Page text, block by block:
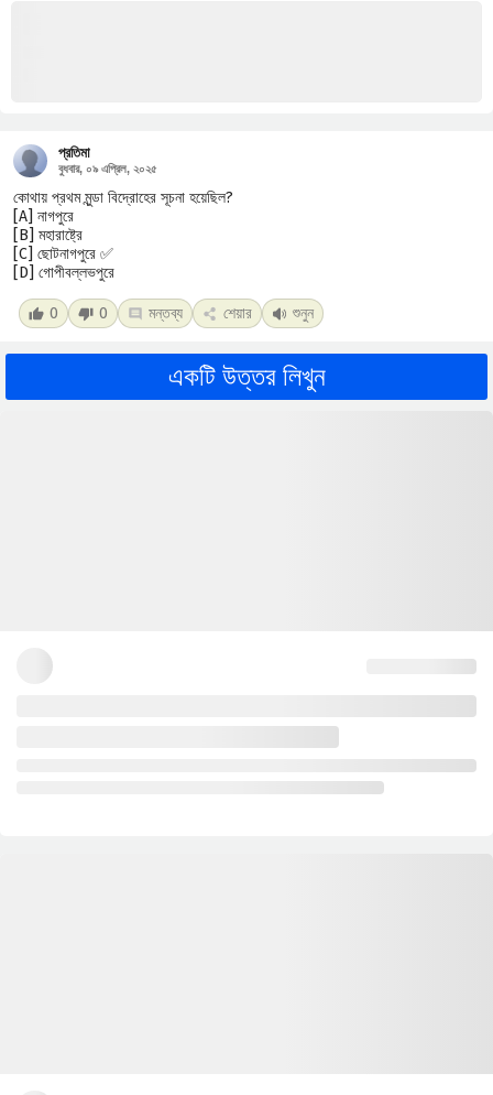
প্রতিমা
বুধবার, ০৯ এপ্রিল, ২০২৫
কোথায় প্রথম মুন্ডা বিদ্রোহের সূচনা হয়েছিল?
[A] নাগপুরে
[B] মহারাষ্ট্রে
[C] ছোটনাগপুরে ✅
[D] গোপীবল্লভপুরে
0 0 মন্তব্য শেয়ার শুনুন
একটি উত্তর লিখুন